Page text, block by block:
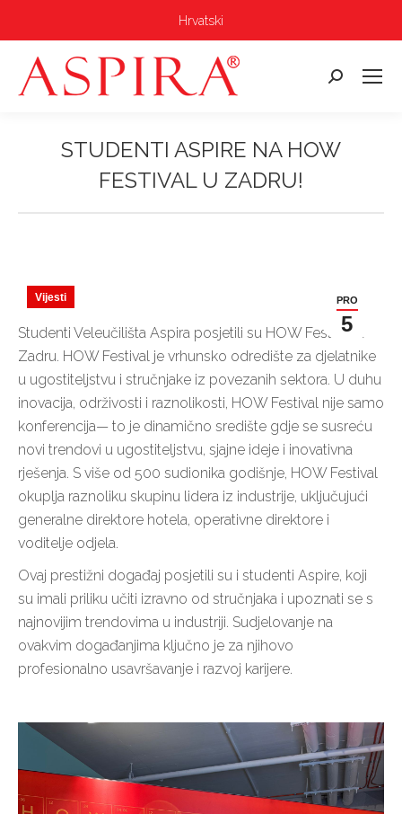
Hrvatski
Pretraga:
STUDENTI ASPIRE NA HOW
FESTIVAL U ZADRU!
PRO
5
Vijesti
Studenti Veleučilišta Aspira posjetili su HOW Festival u
Zadru. HOW Festival je vrhunsko odredište za djelatnike
u ugostiteljstvu i stručnjake iz povezanih sektora. U duhu
inovacija, održivosti i raznolikosti, HOW Festival nije samo
konferencija— to je dinamično središte gdje se susreću
novi trendovi u ugostiteljstvu, sjajne ideje i inovativna
rješenja. S više od 500 sudionika godišnje, HOW Festival
okuplja raznoliku skupinu lidera iz industrije, uključujući
generalne direktore hotela, operativne direktore i
voditelje odjela.
Ovaj prestižni događaj posjetili su i studenti Aspire, koji
su imali priliku učiti izravno od stručnjaka i upoznati se s
najnovijim trendovima u industriji. Sudjelovanje na
ovakvim događanjima ključno je za njihovo
profesionalno usavršavanje i razvoj karijere.